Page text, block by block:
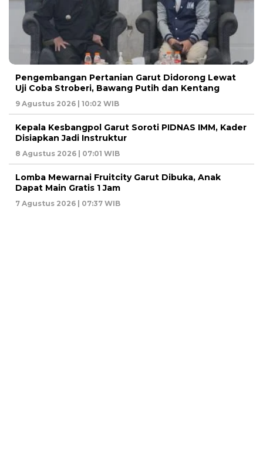
Pengembangan Pertanian Garut Didorong Lewat
Uji Coba Stroberi, Bawang Putih dan Kentang
9 Agustus 2026 | 10:02 WIB
Kepala Kesbangpol Garut Soroti PIDNAS IMM, Kader
Disiapkan Jadi Instruktur
8 Agustus 2026 | 07:01 WIB
Lomba Mewarnai Fruitcity Garut Dibuka, Anak
Dapat Main Gratis 1 Jam
7 Agustus 2026 | 07:37 WIB